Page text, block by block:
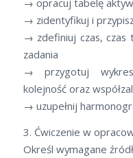
→ zidentyfikuj i
→ zdefiniuj czas, czas
zadania
→ przygotuj
kolejność oraz
→ uzupełnij
3. Ćwiczenie w
Określ wymagane